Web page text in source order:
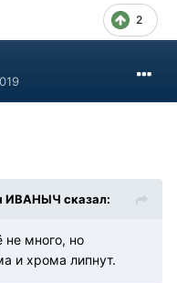
2
ИВАНЫЧ сказал:
много, но
и хрома липнут.